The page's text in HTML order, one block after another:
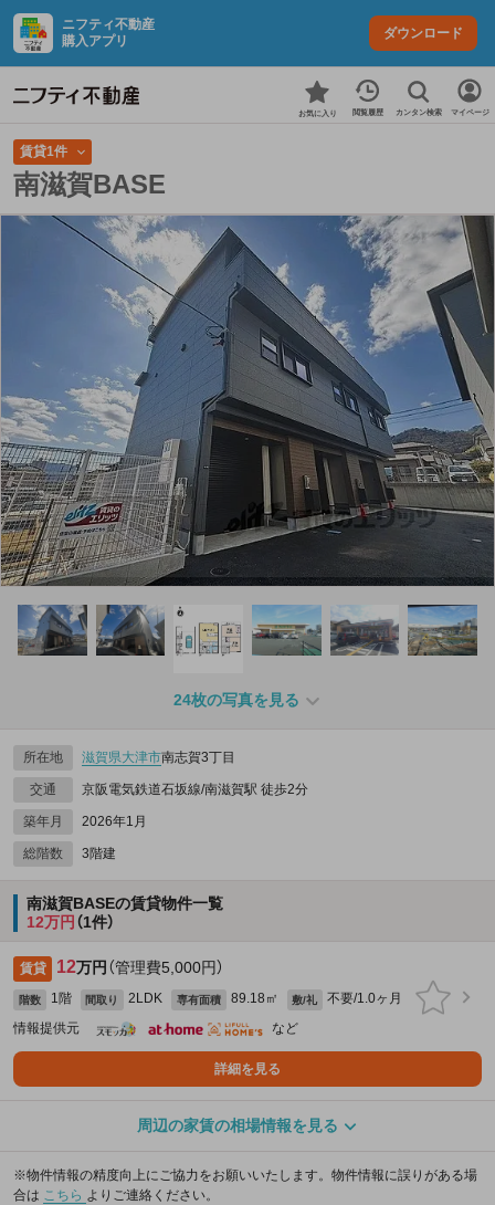
ニフティ不動産
購入アプリ
ダウンロード
お気に入り 閲覧履歴 カンタン検索 マイページ
賃貸1件
南滋賀BASE
24枚の写真を見る
所在地 滋賀県大津市南志賀3丁目
交通 京阪電気鉄道石坂線/南滋賀駅 徒歩2分
築年月 2026年1月
総階数 3階建
南滋賀BASEの賃貸物件一覧
12万円 （1件）
賃貸 12万円 （管理費5,000円）
階数 1階 間取り 2LDK 専有面積 89.18㎡ 敷/礼
不要/1.0ヶ月
情報提供元
など
詳細を見る
周辺の家賃の相場情報を見る
※物件情報の精度向上にご協力をお願いいたします。物件情報に誤りがある場
合は こちら よりご連絡ください。